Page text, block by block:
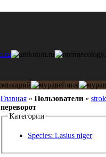
Главная » Пользователи »
переворот
Категории
Species: Lasius niger